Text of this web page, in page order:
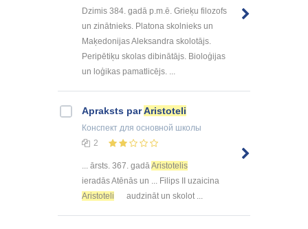
Dzimis 384. gadā p.m.ē. Grieķu filozofs
un zinātnieks. Platona skolnieks un
Maķedonijas Aleksandra skolotājs.
Peripētiķu skolas dibinātājs. Bioloģijas
un loģikas pamatlicējs. ...
Apraksts parAristoteli
Конспект для основной школы
2
... ārsts. 367. gadāAristotelis
ieradās Atēnās un ... Filips II uzaicina
Aristoteli
audzināt un skolot ...